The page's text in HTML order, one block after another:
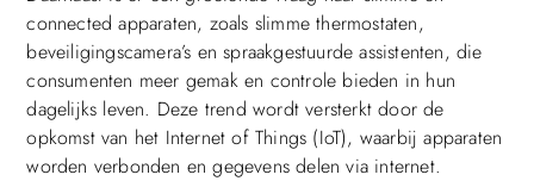
connected apparaten, zoals slimme thermostaten,
beveiligingscamera’s en spraakgestuurde assistenten, die
consumenten meer gemak en controle bieden in hun
dagelijks leven. Deze trend wordt versterkt door de
opkomst van het Internet of Things (IoT), waarbij apparaten
worden verbonden en gegevens delen via internet.